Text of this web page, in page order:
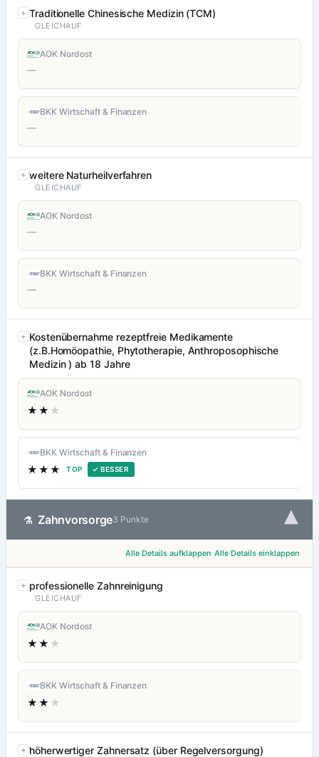
Traditionelle Chinesische Medizin (TCM)
GLEICHAUF
AOK Nordost
—
BKK Wirtschaft & Finanzen
—
weitere Naturheilverfahren
GLEICHAUF
AOK Nordost
—
BKK Wirtschaft & Finanzen
—
Kostenübernahme rezeptfreie Medikamente
(z.B.Homöopathie, Phytotherapie, Anthroposophische
Medizin ) ab 18 Jahre
AOK Nordost
★★ ★
BKK Wirtschaft & Finanzen
★★★ TOP ✓ BESSER
⚗ Zahnvorsorge3 Punkte ▾
Alle Details aufklappen Alle Details einklappen
professionelle Zahnreinigung
GLEICHAUF
AOK Nordost
★★ ★
BKK Wirtschaft & Finanzen
★★ ★
höherwertiger Zahnersatz (über Regelversorgung)